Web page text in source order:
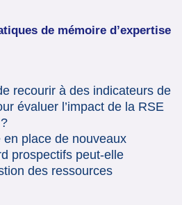
de mémoire d’expertise
recourir à des indicateurs de
évaluer l’impact de la RSE
en place de nouveaux
prospectifs peut-elle
des ressources